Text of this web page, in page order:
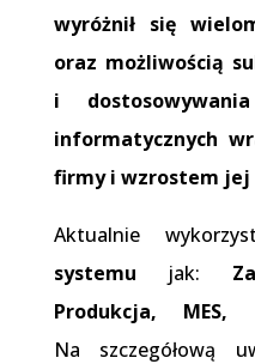
wyróżnił się
oraz możliwością
i
informatycznych
firmy i wzrostem jej
Aktualnie
systemu jak:
Produkcja, MES,
Na szczegółową